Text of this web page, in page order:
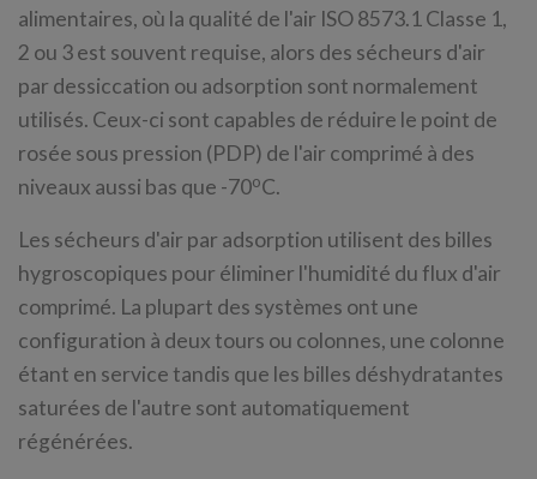
alimentaires, où la qualité de l'air ISO 8573.1 Classe 1,
2 ou 3 est souvent requise, alors des sécheurs d'air
par dessiccation ou adsorption sont normalement
utilisés. Ceux-ci sont capables de réduire le point de
rosée sous pression (PDP) de l'air comprimé à des
niveaux aussi bas que -70oC.
Les sécheurs d'air par adsorption utilisent des billes
hygroscopiques pour éliminer l'humidité du flux d'air
comprimé. La plupart des systèmes ont une
configuration à deux tours ou colonnes, une colonne
étant en service tandis que les billes déshydratantes
saturées de l'autre sont automatiquement
régénérées.